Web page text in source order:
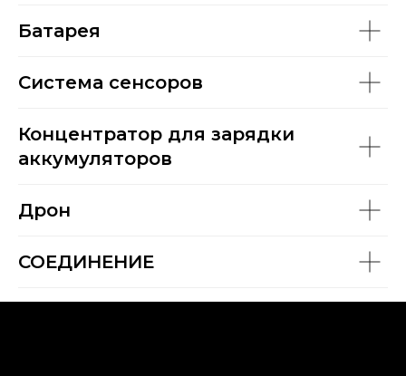
Батарея
Система сенсоров
Концентратор для зарядки
аккумуляторов
Дрон
СОЕДИНЕНИЕ